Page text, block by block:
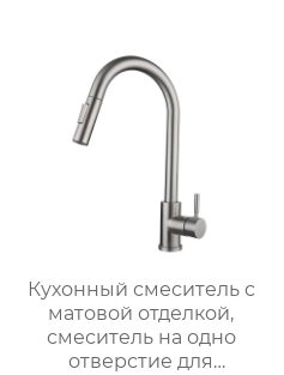
Кухонный смеситель с
матовой отделкой,
смеситель на одно
отверстие для